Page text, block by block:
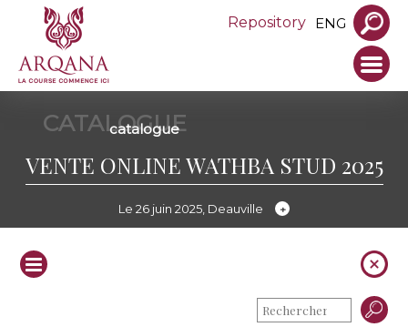
Repository ENG
CATALOGUE
catalogue
VENTE ONLINE WATHBA STUD 2025
Le 26 juin 2025, Deauville